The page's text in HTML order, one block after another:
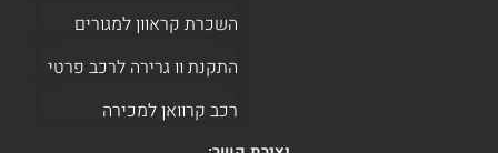
השכרת קראוון למגורים
התקנת וו גרירה לרכב פרטי
רכב קרוואן למכירה